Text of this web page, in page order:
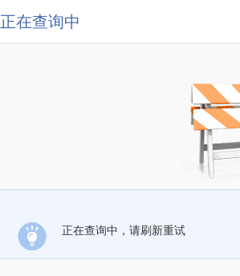
正在查询中
正在查询中，请刷新重试